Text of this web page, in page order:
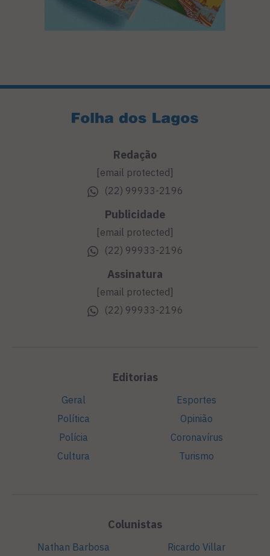
Redação
[email protected]
(22) 99933-2196
Publicidade
[email protected]
(22) 99933-2196
Assinatura
[email protected]
(22) 99933-2196
Editorias
Geral
Política
Polícia
Cultura
Esportes
Opinião
Coronavírus
Turismo
Colunistas
Nathan Barbosa
Ricardo Villar